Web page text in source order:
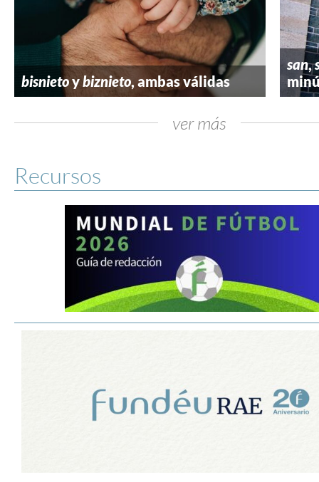
bisnietoybiznieto, ambas válidas
san,
ver más
Recursos